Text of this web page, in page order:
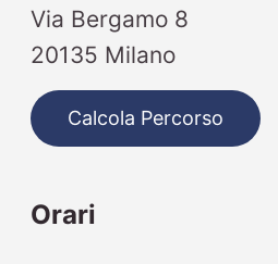
Via Bergamo 8
20135 Milano
Calcola Percorso
Orari